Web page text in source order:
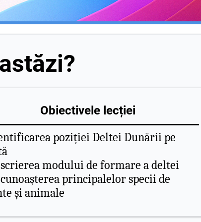
Obiectivele lecției
poziției Deltei Dunării pe
modului de formare a deltei
principalelor specii de
și animale